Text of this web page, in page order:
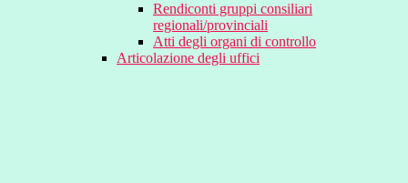
Rendiconti gruppi consiliari
regionali/provinciali
Atti degli organi di controllo
Articolazione degli uffici